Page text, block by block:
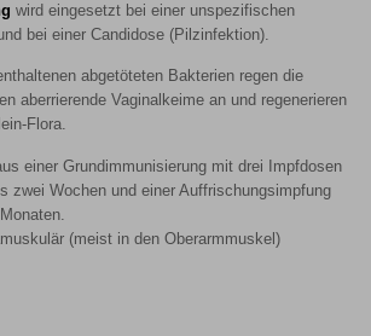
wird eingesetzt bei einer unspezifischen
bei einer Candidose (Pilzinfektion).
abgetöteten Bakterien regen die
aberrierende Vaginalkeime an und regenerieren
Flora.
einer Grundimmunisierung mit drei Impfdosen
zwei Wochen und einer Auffrischungsimpfung
(meist in den Oberarmmuskel)